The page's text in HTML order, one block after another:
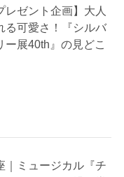
レゼント企画】大人
る可愛さ！『シルバ
ー展40th』の見どこ
｜ミュージカル『チ